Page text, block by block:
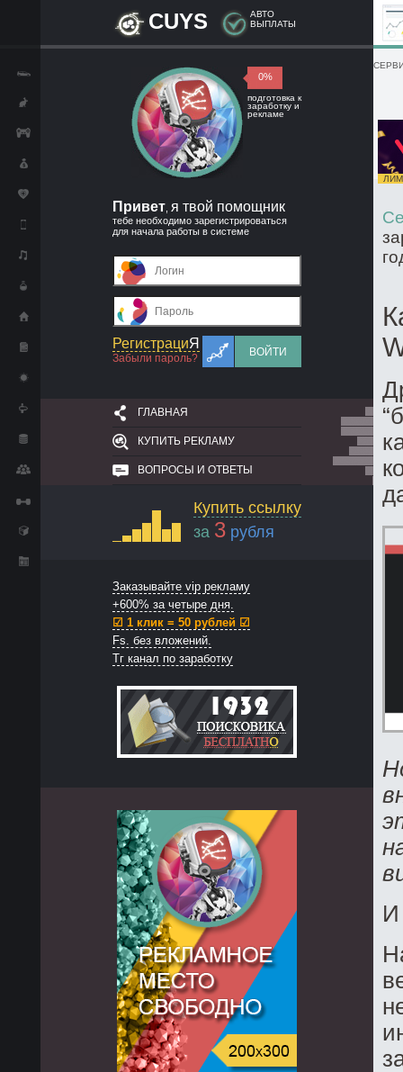
CUYS
АВТО
ВЫПЛАТЫ
0%
подготовка к
заработку и
рекламе
Привет я твой помощник
тебе необходимо зарегистрироваться
для начала работы в системе
РегистрациЯ
Забыли пароль?
ВОЙТИ
ГЛАВНАЯ
КУПИТЬ РЕКЛАМУ
ВОПРОСЫ И ОТВЕТЫ
Купить ссылку
за 3 рубля
Заказывайте vip рекламу
+600% за четыре дня.
☑ 1 клик = 50 рублей ☑
Fs. без вложений.
Тг канал по заработку
И